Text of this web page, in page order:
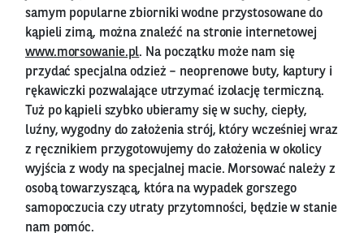
samym popularne zbiorniki wodne przystosowane do
kąpieli zimą, można znaleźć na stronie internetowej
www.morsowanie.pl. Na początku może nam się
przydać specjalna odzież – neoprenowe buty, kaptury i
rękawiczki pozwalające utrzymać izolację termiczną.
Tuż po kąpieli szybko ubieramy się w suchy, ciepły,
luźny, wygodny do założenia strój, który wcześniej wraz
z ręcznikiem przygotowujemy do założenia w okolicy
wyjścia z wody na specjalnej macie. Morsować należy z
osobą towarzyszącą, która na wypadek gorszego
samopoczucia czy utraty przytomności, będzie w stanie
nam pomóc.